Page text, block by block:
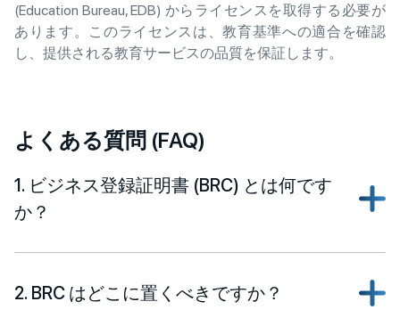
(Education Bureau, EDB) からライセンスを取得する必要が
あります。このライセンスは、教育基準への適合を確認
し、提供される教育サービスの品質を保証します。
よくある質問 (FAQ)
1. ビジネス登録証明書 (BRC) とは何です
か？
2. BRC はどこに置くべきですか？